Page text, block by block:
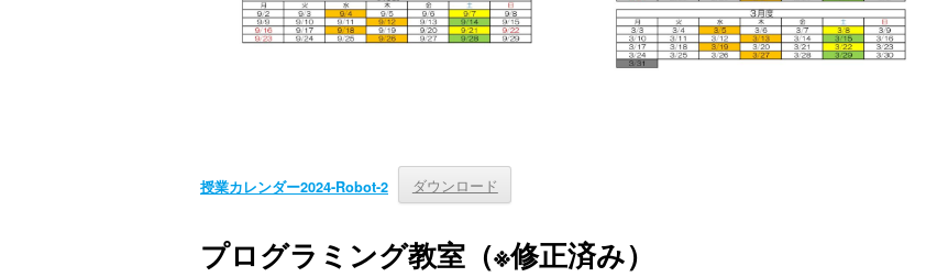
授業カレンダー2024-Robot-2 ダウンロード
プログラミング教室（※修正済み）